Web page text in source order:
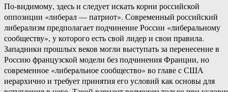
По-видимому, здесь и следует искать корни российской
оппозиции «либерал — патриот». Современный российский
либерализм предполагает подчинение России «либеральному
сообществу», у которого есть свой лидер и свои правила.
Западники прошлых веков могли выступать за перенесение в
Россию французской модели без подчинения Франции, но
современное «либеральное сообщество» во главе с США
иерархично и требует принятия его условий как основы для